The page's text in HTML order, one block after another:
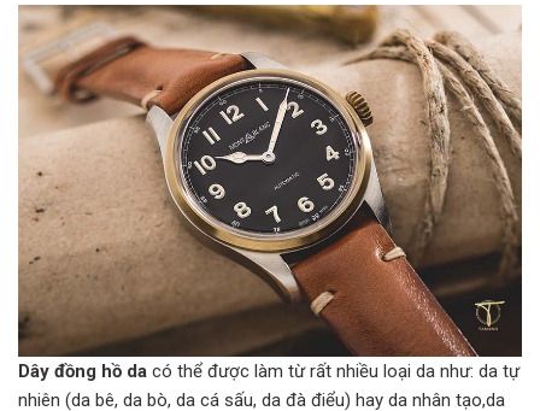
Dây đồng hồ da có thể được làm từ rất nhiều loại da như: da tự
nhiên (da bê, da bò, da cá sấu, da đà điểu) hay da nhân tạo,da